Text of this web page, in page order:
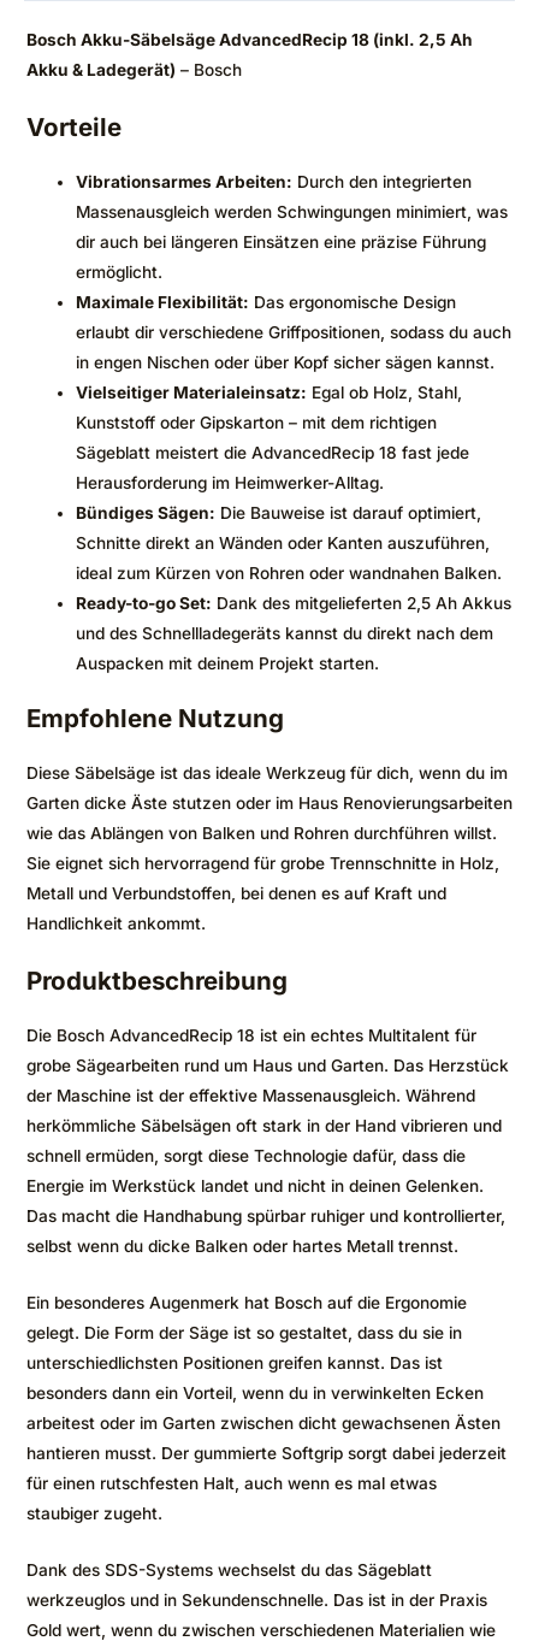
Bosch Akku-Säbelsäge AdvancedRecip 18 (inkl. 2,5 Ah
Akku & Ladegerät) – Bosch
Vorteile
Vibrationsarmes Arbeiten: Durch den integrierten
Massenausgleich werden Schwingungen minimiert, was
dir auch bei längeren Einsätzen eine präzise Führung
ermöglicht.
Maximale Flexibilität: Das ergonomische Design
erlaubt dir verschiedene Griffpositionen, sodass du auch
in engen Nischen oder über Kopf sicher sägen kannst.
Vielseitiger Materialeinsatz: Egal ob Holz, Stahl,
Kunststoff oder Gipskarton – mit dem richtigen
Sägeblatt meistert die AdvancedRecip 18 fast jede
Herausforderung im Heimwerker-Alltag.
Bündiges Sägen: Die Bauweise ist darauf optimiert,
Schnitte direkt an Wänden oder Kanten auszuführen,
ideal zum Kürzen von Rohren oder wandnahen Balken.
Ready-to-go Set: Dank des mitgelieferten 2,5 Ah Akkus
und des Schnellladegeräts kannst du direkt nach dem
Auspacken mit deinem Projekt starten.
Empfohlene Nutzung
Diese Säbelsäge ist das ideale Werkzeug für dich, wenn du im
Garten dicke Äste stutzen oder im Haus Renovierungsarbeiten
wie das Ablängen von Balken und Rohren durchführen willst.
Sie eignet sich hervorragend für grobe Trennschnitte in Holz,
Metall und Verbundstoffen, bei denen es auf Kraft und
Handlichkeit ankommt.
Produktbeschreibung
Die Bosch AdvancedRecip 18 ist ein echtes Multitalent für
grobe Sägearbeiten rund um Haus und Garten. Das Herzstück
der Maschine ist der effektive Massenausgleich. Während
herkömmliche Säbelsägen oft stark in der Hand vibrieren und
schnell ermüden, sorgt diese Technologie dafür, dass die
Energie im Werkstück landet und nicht in deinen Gelenken.
Das macht die Handhabung spürbar ruhiger und kontrollierter,
selbst wenn du dicke Balken oder hartes Metall trennst.
Ein besonderes Augenmerk hat Bosch auf die Ergonomie
gelegt. Die Form der Säge ist so gestaltet, dass du sie in
unterschiedlichsten Positionen greifen kannst. Das ist
besonders dann ein Vorteil, wenn du in verwinkelten Ecken
arbeitest oder im Garten zwischen dicht gewachsenen Ästen
hantieren musst. Der gummierte Softgrip sorgt dabei jederzeit
für einen rutschfesten Halt, auch wenn es mal etwas
staubiger zugeht.
Dank des SDS-Systems wechselst du das Sägeblatt
werkzeuglos und in Sekundenschnelle. Das ist in der Praxis
Gold wert, wenn du zwischen verschiedenen Materialien wie